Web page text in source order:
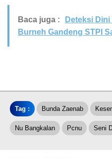
Baca juga :
Deteksi
Burneh Gandeng STPI
Tag : Bunda Zaenab
Nu Bangkalan Pcnu Seni